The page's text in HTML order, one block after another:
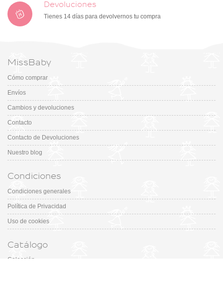
Devoluciones
Tienes 14 días para devolvernos tu compra
MissBaby
Cómo comprar
Envíos
Cambios y devoluciones
Contacto
Contacto de Devoluciones
Nuestro blog
Condiciones
Condiciones generales
Política de Privacidad
Uso de cookies
Catálogo
Colección